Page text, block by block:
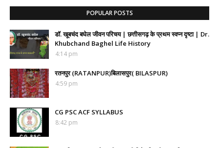
POPULAR POSTS
डॉ. खूबचंद बघेल जीवन परिचय | छत्तीसगढ़ के प्रथम स्वप्न दृष्टा | Dr.
Khubchand Baghel Life History
4:14 pm
रतनपुर (RATANPUR)बिलासपुर( BILASPUR)
4:59 pm
CG PSC ACF SYLLABUS
8:42 pm